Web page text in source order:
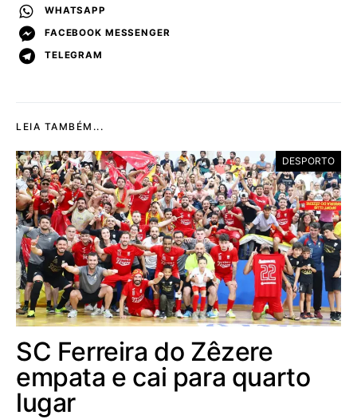
WHATSAPP
FACEBOOK MESSENGER
TELEGRAM
LEIA TAMBÉM...
DESPORTO
SC Ferreira do Zêzere
empata e cai para quarto
lugar